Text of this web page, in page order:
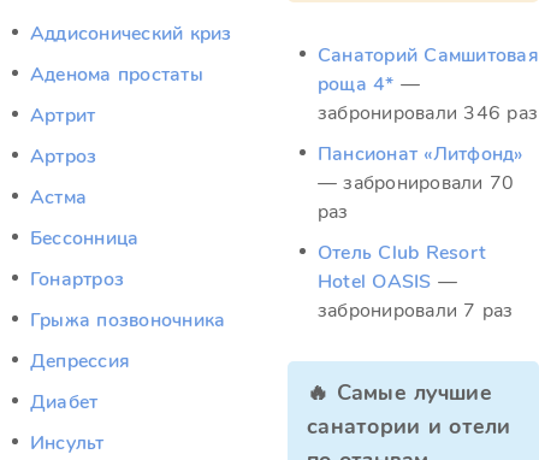
Аддисонический криз
Аденома простаты
Артрит
Артроз
Астма
Бессонница
Гонартроз
Грыжа позвоночника
Депрессия
Диабет
Инсульт
Санаторий Самшитовая
роща 4* —
забронировали 346 раз
Пансионат «Литфонд»
— забронировали 70
раз
Отель Club Resort
Hotel OASIS —
забронировали 7 раз
🔥 Самые лучшие
санатории и отели